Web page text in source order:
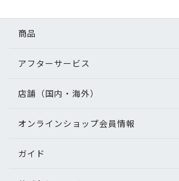
商品
アフターサービス
店舗（国内・海外）
オンラインショップ会員情報
ガイド